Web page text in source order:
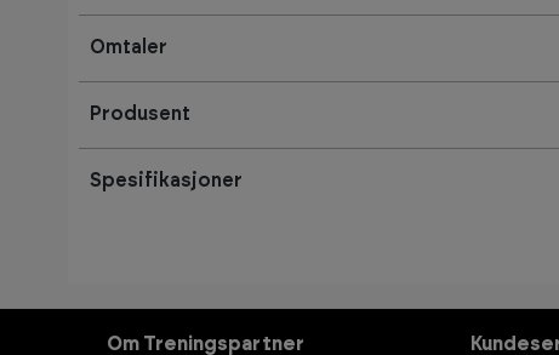
Omtaler
Spesifikasjoner
Produsent
Om Treningspartner